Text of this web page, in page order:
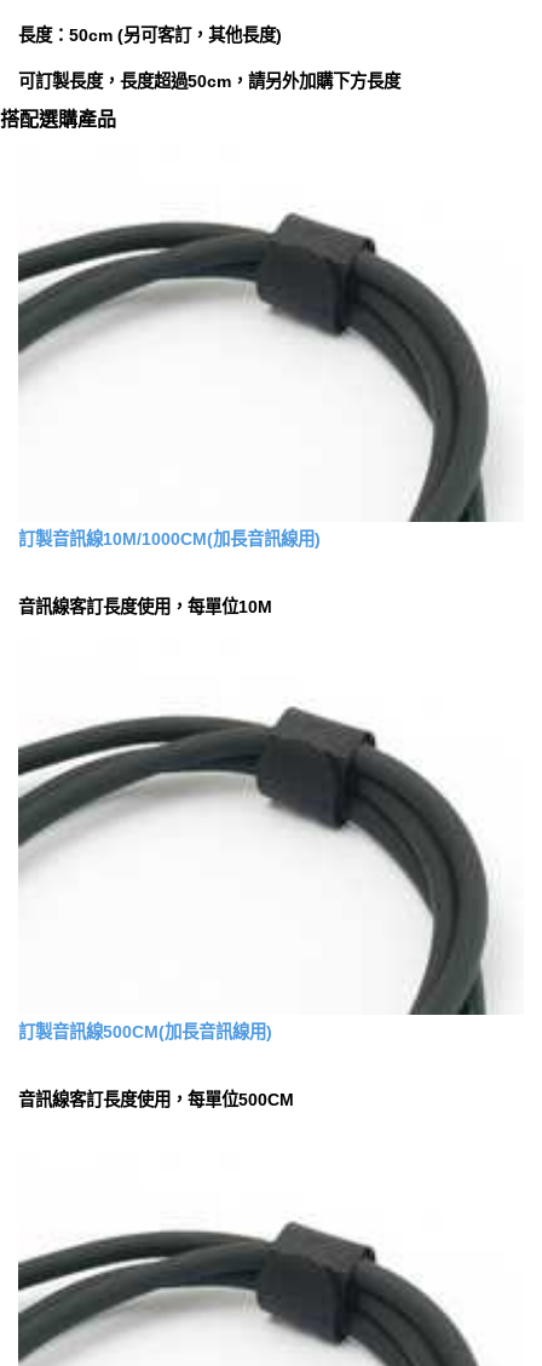
長度：50cm (另可客訂，其他長度)
可訂製長度，長度超過50cm，請另外加購下方長度
搭配選購產品
訂製音訊線10M/1000CM(加長音訊線用)
音訊線客訂長度使用，每單位10M
訂製音訊線500CM(加長音訊線用)
音訊線客訂長度使用，每單位500CM